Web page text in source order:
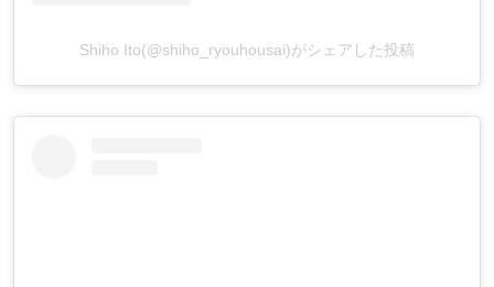
Shiho Ito(@shiho_ryouhousai)がシェアした投稿